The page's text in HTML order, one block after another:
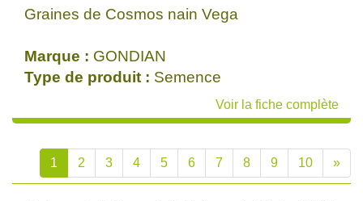
Graines de Cosmos nain Vega
Marque : GONDIAN
Type de produit : Semence
Voir la fiche complète
1 2 3 4 5 6 7 8 9 10 »